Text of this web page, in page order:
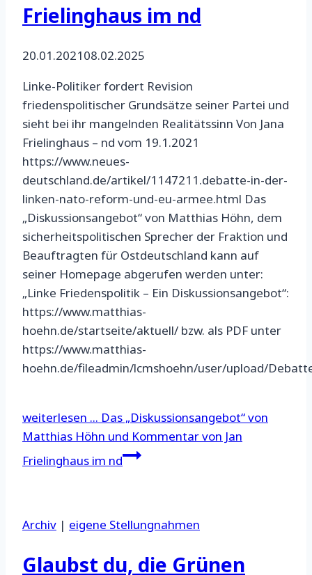
Frielinghaus im nd
20.01.202108.02.2025
Linke-Politiker fordert Revision
friedenspolitischer Grundsätze seiner Partei und
sieht bei ihr mangelnden Realitätssinn Von Jana
Frielinghaus – nd vom 19.1.2021
https://www.neues-
deutschland.de/artikel/1147211.debatte-in-der-
linken-nato-reform-und-eu-armee.html Das
„Diskussionsangebot“ von Matthias Höhn, dem
sicherheitspolitischen Sprecher der Fraktion und
Beauftragten für Ostdeutschland kann auf
seiner Homepage abgerufen werden unter:
„Linke Friedenspolitik – Ein Diskussionsangebot“:
https://www.matthias-
hoehn.de/startseite/aktuell/ bzw. als PDF unter
https://www.matthias-
hoehn.de/fileadmin/lcmshoehn/user/upload/
weiterlesen ... Das „Diskussionsangebot“ von
Matthias Höhn und Kommentar von Jan
Frielinghaus im nd
Archiv | eigene Stellungnahmen
Glaubst du, die Grünen